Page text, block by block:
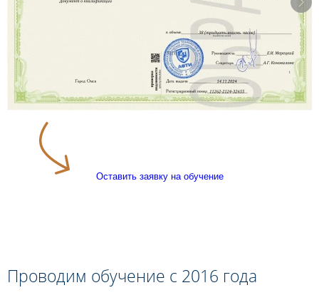
Оставить заявку на обучение
Проводим обучение с 2016 года